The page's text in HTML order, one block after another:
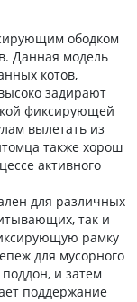
ободком
Данная модель
котов,
задирают
фиксирующей
вылетать из
также хорош
активного
для различных
так и
рамку
для мусорного
и затем
поддержание